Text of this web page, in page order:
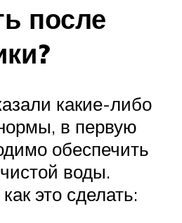
после
какие-либо
в первую
обеспечить
воды.
это сделать: